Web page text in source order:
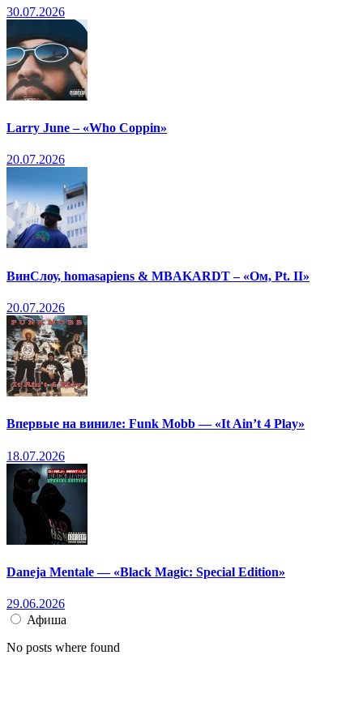
30.07.2026
Larry June – «Who Coppin»
20.07.2026
ВинСлоу, homasapiens & MBAKARDT – «Ом, Pt. II»
20.07.2026
Впервые на виниле: Funk Mobb — «It Ain’t 4 Play»
18.07.2026
Daneja Mentale — «Black Magic: Special Edition»
29.06.2026
Афиша
No posts where found